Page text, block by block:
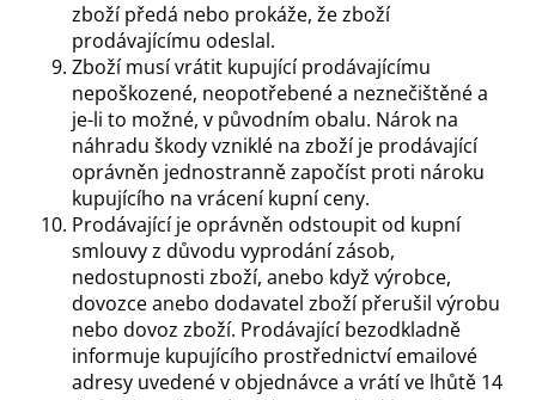
zboží předá nebo prokáže, že zboží
prodávajícímu odeslal.
Zboží musí vrátit kupující prodávajícímu
nepoškozené, neopotřebené a neznečištěné a
je-li to možné, v původním obalu. Nárok na
náhradu škody vzniklé na zboží je prodávající
oprávněn jednostranně započíst proti nároku
kupujícího na vrácení kupní ceny.
Prodávající je oprávněn odstoupit od kupní
smlouvy z důvodu vyprodání zásob,
nedostupnosti zboží, anebo když výrobce,
dovozce anebo dodavatel zboží přerušil výrobu
nebo dovoz zboží. Prodávající bezodkladně
informuje kupujícího prostřednictví emailové
adresy uvedené v objednávce a vrátí ve lhůtě 14